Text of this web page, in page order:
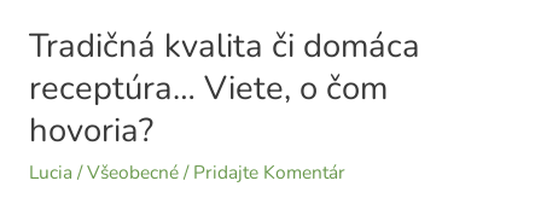
Tradičná kvalita či domáca
receptúra… Viete, o čom
hovoria?
Lucia /Všeobecné/Pridajte Komentár